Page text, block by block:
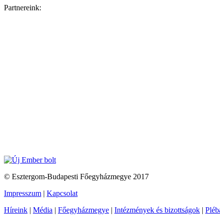
Partnereink:
© Esztergom-Budapesti Főegyházmegye 2017
Impresszum | Kapcsolat
Híreink | Média | Főegyházmegye | Intézmények és bizottságok |